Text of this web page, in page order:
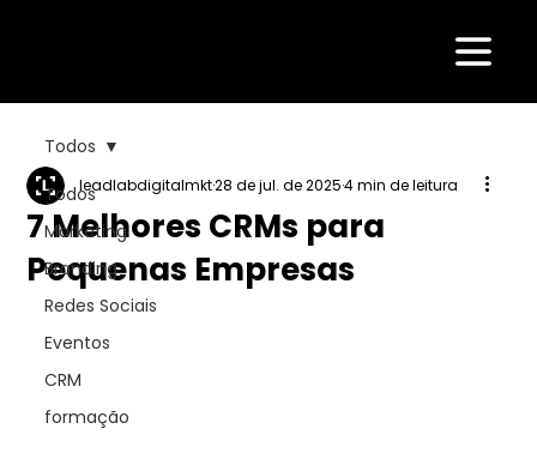
Todos
Marketing
Branding
Redes Sociais
Eventos
CRM
formação
Todos
7 Melhores CRMs para
Pequenas Empresas
leadlabdigitalmkt28 de jul. de 20254 min de leitura